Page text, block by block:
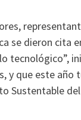
se dieron cita
tecnológico”,
y que este
Sustentable